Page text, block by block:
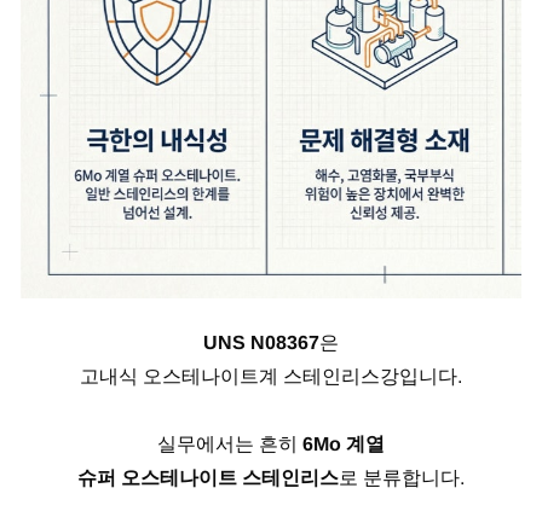
UNS N08367은
고내식 오스테나이트계 스테인리스강입니다.
실무에서는 흔히6Mo 계열
슈퍼 오스테나이트 스테인리스로 분류합니다.